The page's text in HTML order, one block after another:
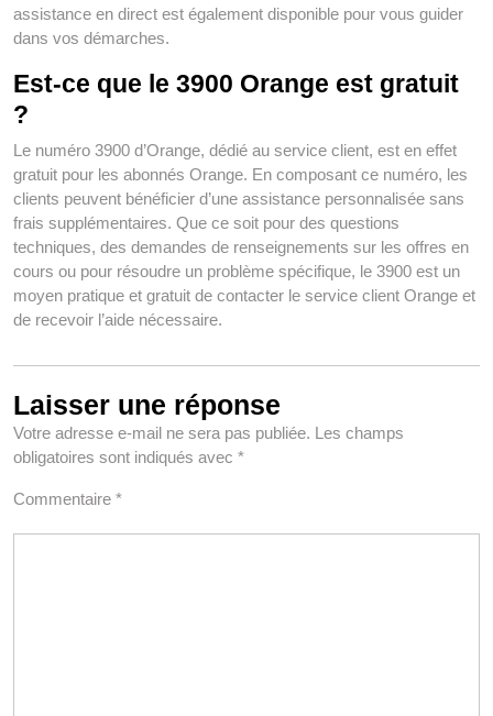
assistance en direct est également disponible pour vous guider
dans vos démarches.
Est-ce que le 3900 Orange est gratuit
?
Le numéro 3900 d’Orange, dédié au service client, est en effet
gratuit pour les abonnés Orange. En composant ce numéro, les
clients peuvent bénéficier d’une assistance personnalisée sans
frais supplémentaires. Que ce soit pour des questions
techniques, des demandes de renseignements sur les offres en
cours ou pour résoudre un problème spécifique, le 3900 est un
moyen pratique et gratuit de contacter le service client Orange et
de recevoir l’aide nécessaire.
Laisser une réponse
Votre adresse e-mail ne sera pas publiée. Les champs
obligatoires sont indiqués avec *
Commentaire *